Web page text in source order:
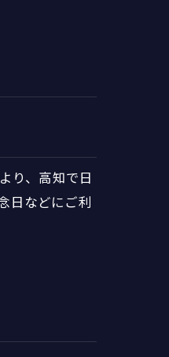
り、高知で日
日などにご利